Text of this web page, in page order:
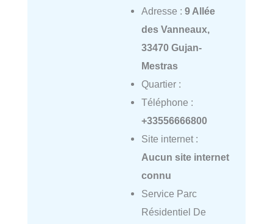
Adresse : 9 Allée
des Vanneaux,
33470 Gujan-
Mestras
Quartier :
Téléphone :
+33556666800
Site internet :
Aucun site internet
connu
Service Parc
Résidentiel De